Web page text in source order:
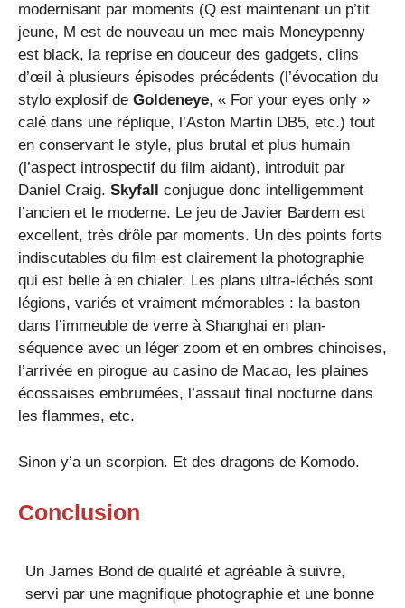
modernisant par moments (Q est maintenant un p’tit
jeune, M est de nouveau un mec mais Moneypenny
est black, la reprise en douceur des gadgets, clins
d’œil à plusieurs épisodes précédents (l’évocation du
stylo explosif de Goldeneye, « For your eyes only »
calé dans une réplique, l’Aston Martin DB5, etc.) tout
en conservant le style, plus brutal et plus humain
(l’aspect introspectif du film aidant), introduit par
Daniel Craig. Skyfall
conjugue donc intelligemment
l’ancien et le moderne. Le jeu de Javier Bardem est
excellent, très drôle par moments. Un des points forts
indiscutables du film est clairement la photographie
qui est belle à en chialer. Les plans ultra-léchés sont
légions, variés et vraiment mémorables : la baston
dans l’immeuble de verre à Shanghai en plan-
séquence avec un léger zoom et en ombres chinoises,
l’arrivée en pirogue au casino de Macao, les plaines
écossaises embrumées, l’assaut final nocturne dans
les flammes, etc.
Sinon y’a un scorpion. Et des dragons de Komodo.
Conclusion
Un James Bond de qualité et agréable à suivre,
servi par une magnifique photographie et une bonne